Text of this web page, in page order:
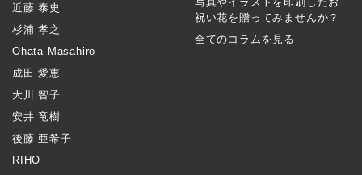
近藤 泰史
杉浦 孝之
Ohata Masahiro
成田 愛恵
大川 智子
安井 竜樹
後藤 亜希子
RIHO
祝い花を贈ってみませんか？
全てのコラムを見る